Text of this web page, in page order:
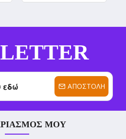
ΑΠΟΣΤΟΛΉ
ΜΟΥ